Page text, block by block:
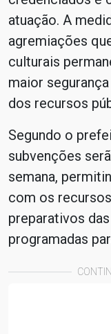
atuação. A
agremiações
culturais
maior
dos recursos
Segundo o
subvenções
semana,
com os
preparativos
programadas